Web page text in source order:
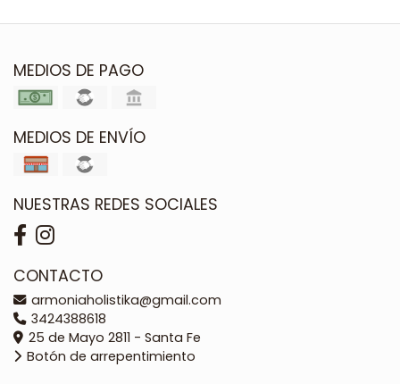
MEDIOS DE PAGO
MEDIOS DE ENVÍO
NUESTRAS REDES SOCIALES
CONTACTO
armoniaholistika@gmail.com
3424388618
25 de Mayo 2811 - Santa Fe
Botón de arrepentimiento